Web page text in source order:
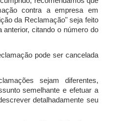
contra a empresa em
da Reclamação" seja feito
anterior, citando o número do
pode ser cancelada
sejam diferentes,
semelhante e efetuar a
detalhadamente seu